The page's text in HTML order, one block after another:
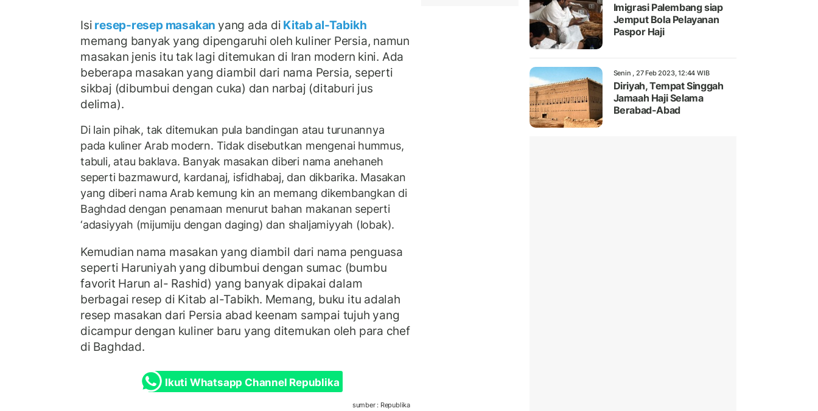
Isi resep-resep masakan yang ada di Kitab al-Tabikh
memang banyak yang dipengaruhi oleh kuliner Persia, namun
masakan jenis itu tak lagi ditemukan di Iran modern kini. Ada
beberapa masakan yang diambil dari nama Persia, seperti
sikbaj (dibumbui dengan cuka) dan narbaj (ditaburi jus
delima).
Di lain pihak, tak ditemukan pula bandingan atau turunannya
pada kuliner Arab modern. Tidak disebutkan mengenai hummus,
tabuli, atau baklava. Banyak masakan diberi nama anehaneh
seperti bazmawurd, kardanaj, isfidhabaj, dan dikbarika. Masakan
yang diberi nama Arab kemung kin an memang dikembangkan di
Baghdad dengan penamaan menurut bahan makanan seperti
‘adasiyyah (mijumiju dengan daging) dan shaljamiyyah (lobak).
Kemudian nama masakan yang diambil dari nama penguasa
seperti Haruniyah yang dibumbui dengan sumac (bumbu
favorit Harun al- Rashid) yang banyak dipakai dalam
berbagai resep di Kitab al-Tabikh. Memang, buku itu adalah
resep masakan dari Persia abad keenam sampai tujuh yang
dicampur dengan kuliner baru yang ditemukan oleh para chef
di Baghdad.
Ikuti Whatsapp Channel Republika
sumber : Republika
Imigrasi Palembang siap
Jemput Bola Pelayanan
Paspor Haji
Senin , 27 Feb 2023, 12:44 WIB
Diriyah, Tempat Singgah
Jamaah Haji Selama
Berabad-Abad